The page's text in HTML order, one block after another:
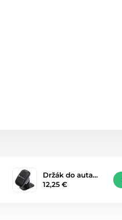
Držák do auta…
12,25 €